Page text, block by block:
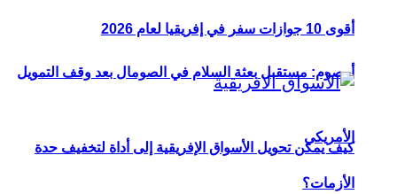
أوصوم: مستقبل بعثة السلام في الصومال بعد وقف التمويل
الأمريكي
أقوى 10 جوازات سفر في إفريقيا لعام 2026
كيف يمكن تحويل الأسواق الإفريقية إلى أداة لتخفيف حدة
الأزمات؟